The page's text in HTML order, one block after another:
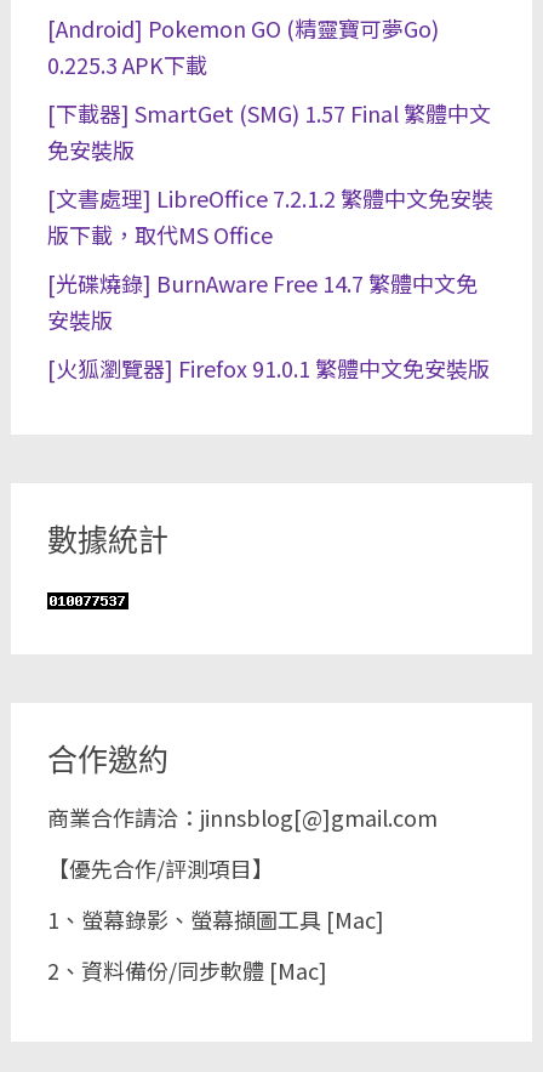
[Android] Pokemon GO (精靈寶可夢Go)
0.225.3 APK下載
[下載器] SmartGet (SMG) 1.57 Final 繁體中文
免安裝版
[文書處理] LibreOffice 7.2.1.2 繁體中文免安裝
版下載，取代MS Office
[光碟燒錄] BurnAware Free 14.7 繁體中文免
安裝版
[火狐瀏覽器] Firefox 91.0.1 繁體中文免安裝版
數據統計
合作邀約
商業合作請洽：jinnsblog[@]gmail.com
【優先合作/評測項目】
1、螢幕錄影、螢幕擷圖工具 [Mac]
2、資料備份/同步軟體 [Mac]